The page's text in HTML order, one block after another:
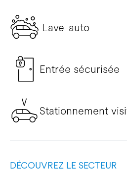
Lave-auto
Entrée sécurisée
Stationnement
DÉCOUVREZ LE SECTEUR